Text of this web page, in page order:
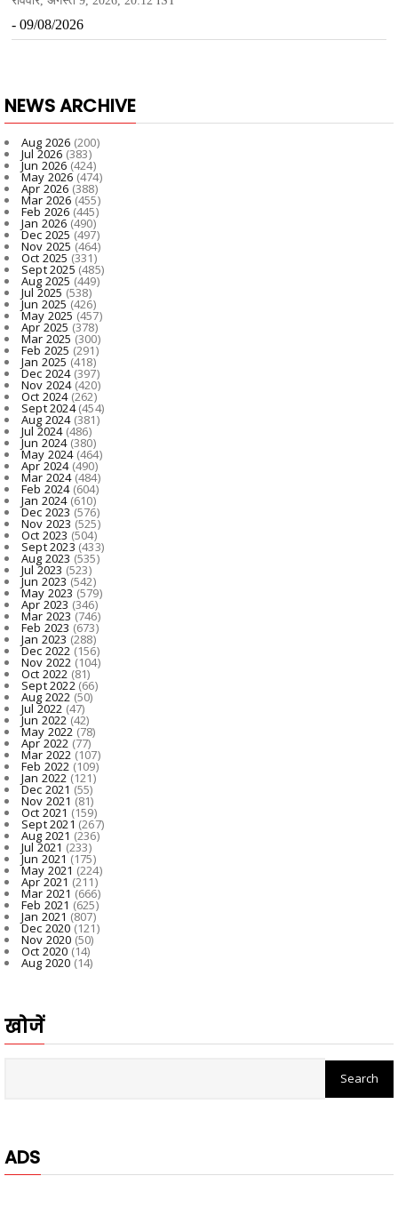
NEWS ARCHIVE
Aug 2026 (200)
Jul 2026 (383)
Jun 2026(424)
May 2026(474)
Apr 2026 (388)
Mar 2026(455)
Feb 2026 (445)
Jan 2026 (490)
Dec 2025(497)
Nov 2025 (464)
Oct 2025 (331)
Sept 2025 (485)
Aug 2025 (449)
Jul 2025 (538)
Jun 2025(426)
May 2025(457)
Apr 2025 (378)
Mar 2025 (300)
Feb 2025 (291)
Jan 2025 (418)
Dec 2024(397)
Nov 2024(420)
Oct 2024(262)
Sept 2024(454)
Aug 2024(381)
Jul 2024(486)
Jun 2024(380)
May 2024(464)
Apr 2024(490)
Mar 2024(484)
Feb 2024(604)
Jan 2024(610)
Dec 2023(576)
Nov 2023 (525)
Oct 2023 (504)
Sept 2023 (433)
Aug 2023 (535)
Jul 2023 (523)
Jun 2023(542)
May 2023(579)
Apr 2023 (346)
Mar 2023 (746)
Feb 2023 (673)
Jan 2023 (288)
Dec 2022(156)
Nov 2022 (104)
Oct 2022 (81)
Sept 2022(66)
Aug 2022 (50)
Jul 2022 (47)
Jun 2022(42)
May 2022(78)
Apr 2022 (77)
Mar 2022(107)
Feb 2022 (109)
Jan 2022 (121)
Dec 2021 (55)
Nov 2021 (81)
Oct 2021 (159)
Sept 2021 (267)
Aug 2021 (236)
Jul 2021 (233)
Jun 2021(175)
May 2021(224)
Apr 2021 (211)
Mar 2021 (666)
Feb 2021 (625)
Jan 2021 (807)
Dec 2020(121)
Nov 2020 (50)
Oct 2020 (14)
Aug 2020(14)
खोजें
ADS